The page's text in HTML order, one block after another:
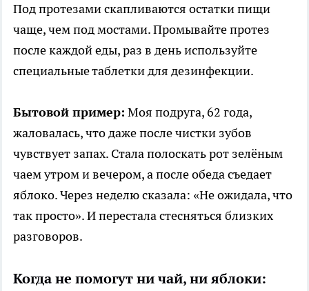
Под протезами скапливаются остатки пищи
чаще, чем под мостами. Промывайте протез
после каждой еды, раз в день используйте
специальные таблетки для дезинфекции.
Бытовой пример: Моя подруга, 62 года,
жаловалась, что даже после чистки зубов
чувствует запах. Стала полоскать рот зелёным
чаем утром и вечером, а после обеда съедает
яблоко. Через неделю сказала: «Не ожидала, что
так просто». И перестала стесняться близких
разговоров.
Когда не помогут ни чай, ни яблоки: